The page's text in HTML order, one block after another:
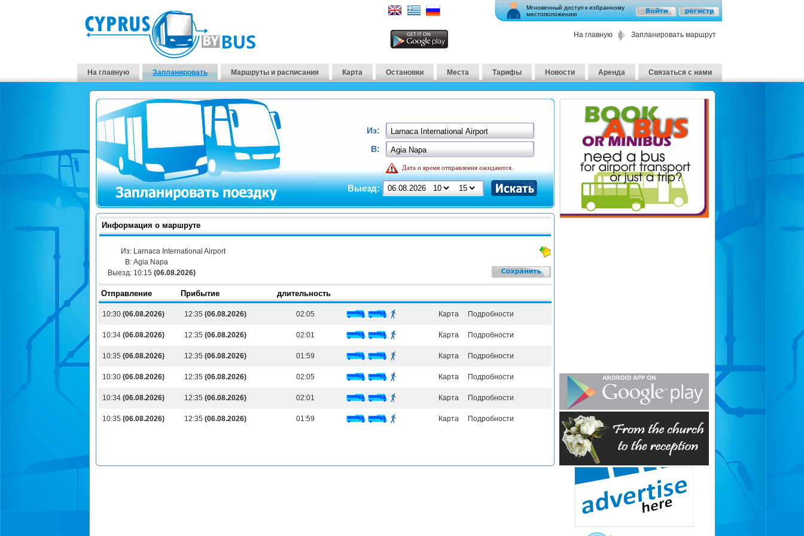
Мгновенный доступ к избранному
местоположению
На главную Запланировать маршрут
На главную Запланировать Маршруты и расписания Карта Остановки Места Тарифы Новости Аренда Связаться с нами
Из:
В:
Дата и время отправления ожидаются.
Выезд:
Информация о маршруте
Из: Larnaca International Airport
В: Agia Napa
Выезд: 10:15 (06.08.2026)
Отправление Прибытие длительность
10:30 (06.08.2026) 12:35 (06.08.2026) 02:05 Карта Подробности
10:34 (06.08.2026) 12:35 (06.08.2026) 02:01 Карта Подробности
10:35 (06.08.2026) 12:35 (06.08.2026) 01:59 Карта Подробности
10:30 (06.08.2026) 12:35 (06.08.2026) 02:05 Карта Подробности
10:34 (06.08.2026) 12:35 (06.08.2026) 02:01 Карта Подробности
10:35 (06.08.2026) 12:35 (06.08.2026) 01:59 Карта Подробности